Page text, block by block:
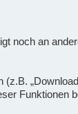
noch an
Funktionen